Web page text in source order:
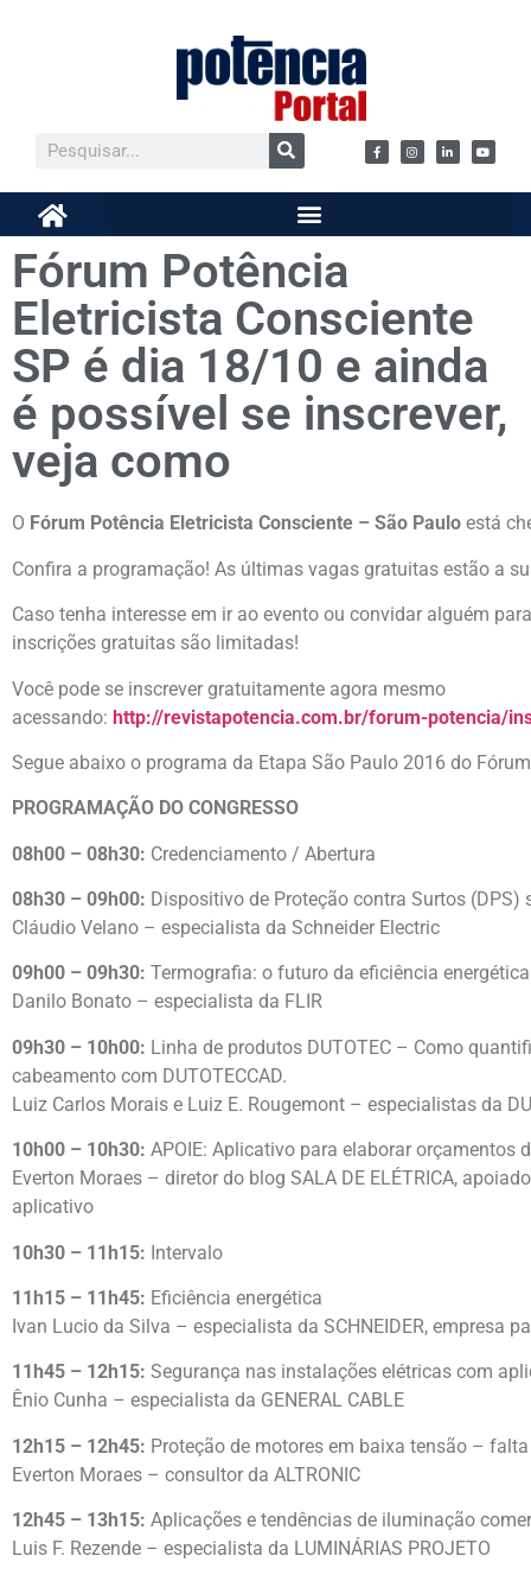
Fórum Potência
Eletricista Consciente
SP é dia 18/10 e ainda
é possível se inscrever,
veja como
O Fórum Potência Eletricista Consciente – São Paulo está
Confira a programação! As últimas vagas gratuitas estão a
Caso tenha interesse em ir ao evento ou convidar alguém
inscrições gratuitas são limitadas!
Você pode se inscrever gratuitamente agora mesmo
acessando: http://revistapotencia.com.br/forum-potencia/
Segue abaixo o programa da Etapa São Paulo 2016 do
PROGRAMAÇÃO DO CONGRESSO
08h00 – 08h30: Credenciamento / Abertura
08h30 – 09h00: Dispositivo de Proteção contra Surtos (DPS)
Cláudio Velano – especialista da Schneider Electric
09h00 – 09h30: Termografia: o futuro da eficiência energética
Danilo Bonato – especialista da FLIR
09h30 – 10h00: Linha de produtos DUTOTEC – Como
cabeamento com DUTOTECCAD.
Luiz Carlos Morais e Luiz E. Rougemont – especialistas da
10h00 – 10h30: APOIE: Aplicativo para elaborar orçamentos
Everton Moraes – diretor do blog SALA DE ELÉTRICA,
aplicativo
10h30 – 11h15: Intervalo
11h15 – 11h45: Eficiência energética
Ivan Lucio da Silva – especialista da SCHNEIDER, empresa
11h45 – 12h15: Segurança nas instalações elétricas com
Ênio Cunha – especialista da GENERAL CABLE
12h15 – 12h45: Proteção de motores em baixa tensão –
Everton Moraes – consultor da ALTRONIC
12h45 – 13h15: Aplicações e tendências de iluminação
Luis F. Rezende – especialista da LUMINÁRIAS PROJETO